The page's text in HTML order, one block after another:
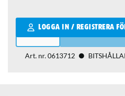
LOGGA IN / REGISTRERA
Qantity
Art. nr.0613712